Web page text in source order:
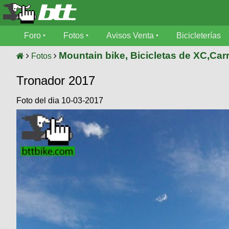
Foro
Mecánica
Fotos
tu
foto
Galeria
XC
Viajes
Avisos
SUBÍ
aviso
Ultimos
Bicicleterías
Bicicletas
Bicicletas
Freerider
Cicloturismo
Foro Fotos Avisos Venta Bicicleterías
Fotos Mountain bike, Bicicletas de
Tronador 2017
Foto del dia 10-03-2017